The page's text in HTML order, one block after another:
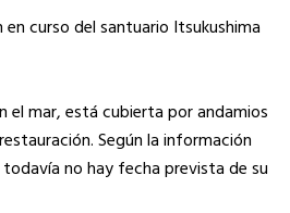
curso del santuario Itsukushima
el mar, está cubierta por andamios
Según la información
no hay fecha prevista de su